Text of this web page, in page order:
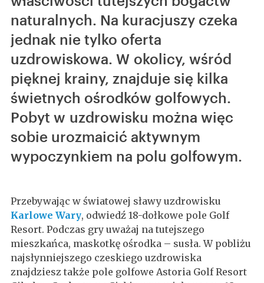
naturalnych. Na kuracjuszy czeka
jednak nie tylko oferta
uzdrowiskowa. W okolicy, wśród
pięknej krainy, znajduje się kilka
świetnych ośrodków golfowych.
Pobyt w uzdrowisku można więc
sobie urozmaicić aktywnym
wypoczynkiem na polu golfowym.
Przebywając w światowej sławy uzdrowisku
Karlowe Wary, odwiedź 18-dołkowe pole Golf
Resort. Podczas gry uważaj na tutejszego
mieszkańca, maskotkę ośrodka – susła. W pobliżu
najsłynniejszego czeskiego uzdrowiska
znajdziesz także pole golfowe Astoria Golf Resort